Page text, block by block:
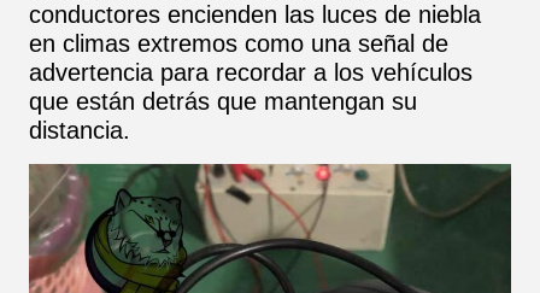
conductores encienden las luces de niebla
en climas extremos como una señal de
advertencia para recordar a los vehículos
que están detrás que mantengan su
distancia.